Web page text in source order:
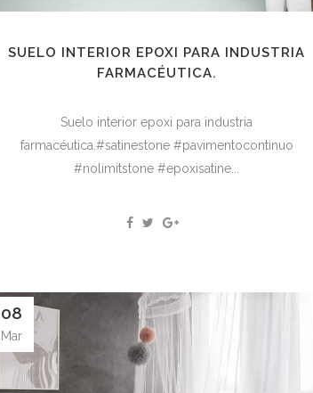
SUELO INTERIOR EPOXI PARA INDUSTRIA
FARMACÉUTICA.
Suelo interior epoxi para industria
farmacéutica.#satinestone #pavimentocontinuo
#nolimitstone #epoxisatine...
08
Mar